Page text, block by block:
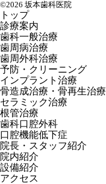
©2026 坂本歯科医院
トップ
診療案内
歯科一般治療
歯周病治療
歯周外科治療
予防・クリーニング
インプラント治療
骨造成治療・骨再生治療
セラミック治療
根管治療
歯科口腔外科
口腔機能低下症
院長・スタッフ紹介
院内紹介
設備紹介
アクセス